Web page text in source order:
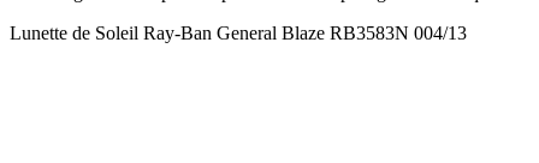
Lunette de Soleil Ray-Ban General Blaze RB3583N 004/13